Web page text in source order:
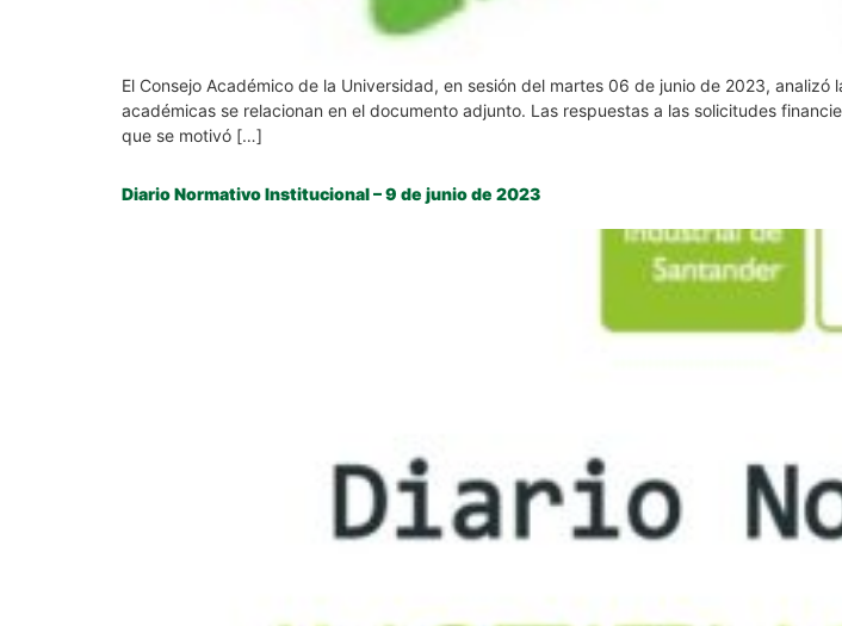
El Consejo Académico de la Universidad, en sesión del martes 06 de junio de 2023,
académicas se relacionan en el documento adjunto. Las respuestas a las solicitudes
que se motivó […]
Diario Normativo Institucional – 9 de junio de 2023